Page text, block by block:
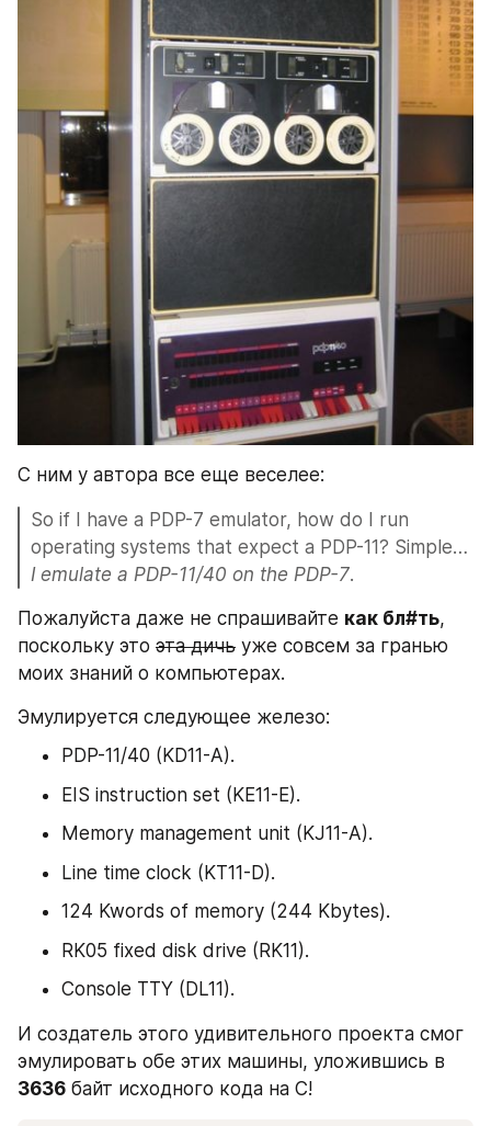
С ним у автора все еще веселее:
So if I have a PDP-7 emulator, how do I run
I emulate a PDP-11/40 on the PDP-7.
Пожалуйста даже не спрашивайте как бл#ть,
поскольку это эта дичь уже совсем за гранью
моих знаний о компьютерах.
Эмулируется следующее железо:
PDP-11/40 (KD11-A).
EIS instruction set (KE11-E).
Memory management unit (KJ11-A).
Line time clock (KT11-D).
124 Kwords of memory (244 Kbytes).
RK05 fixed disk drive (RK11).
Console TTY (DL11).
И создатель этого удивительного проекта смог
3636 байт исходного кода на С!